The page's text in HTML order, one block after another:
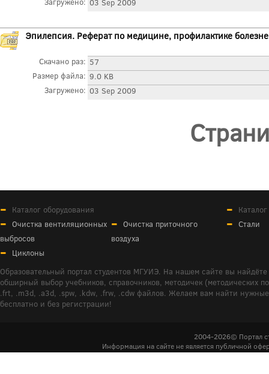
03 Sep 2009
Эпилепсия. Реферат по медицине, профилактике
Скачано раз: 57
Размер файла: 9.0 KB
Загружено: 03 Sep 2009
Каталог оборудования
Очистка вентиляционных
выбросов
Очистка приточного
воздуха
Циклоны
Стали
Образовательный портал студентов МГУИЭ. На нашем сайте вы
обширный выбор учебников, справочников, методичек (методических
.frt, .m3d, .a3d, .spw, .kdw, .frw, .cdw файлов. Желаем вам найти
бесплатно и без регистрации!
2004-2026© Портал
Информация на сайте не является публичной